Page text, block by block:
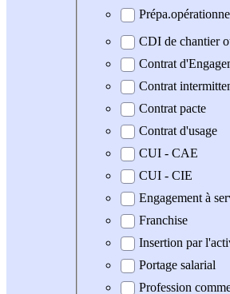
CDI de chantier
Contrat
Contrat
Contrat pacte
Contrat d'usage
CUI - CAE
CUI - CIE
Engagement à
Franchise
Insertion par
Portage salarial
Profession